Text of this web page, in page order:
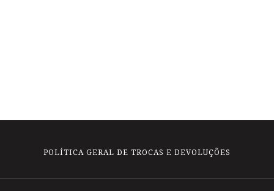
POLÍTICA GERAL DE TROCAS E DEVOLUÇÕES